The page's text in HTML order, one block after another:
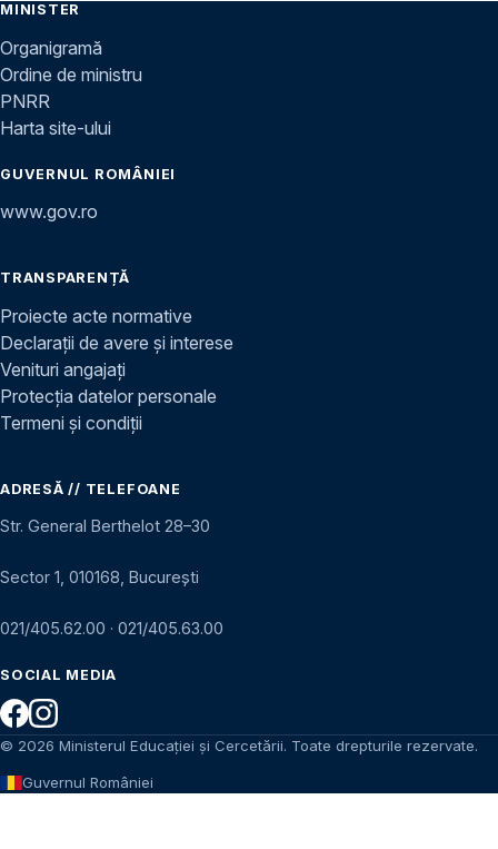
MINISTER
Organigramă
Ordine de ministru
PNRR
Harta site-ului
GUVERNUL ROMÂNIEI
www.gov.ro
TRANSPARENȚĂ
Proiecte acte normative
Declarații de avere și interese
Venituri angajați
Protecția datelor personale
Termeni și condiții
ADRESĂ // TELEFOANE
Str. General Berthelot 28–30
Sector 1, 010168, București
021/405.62.00 · 021/405.63.00
SOCIAL MEDIA
© 2026 Ministerul Educației și Cercetării. Toate drepturile rezervate.
Guvernul României